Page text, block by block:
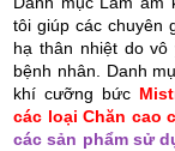
tôi giúp các chuyên
hạ thân nhiệt do
bệnh nhân. Danh
khí cưỡng bức
các loại Chăn cao
các sản phẩm sử